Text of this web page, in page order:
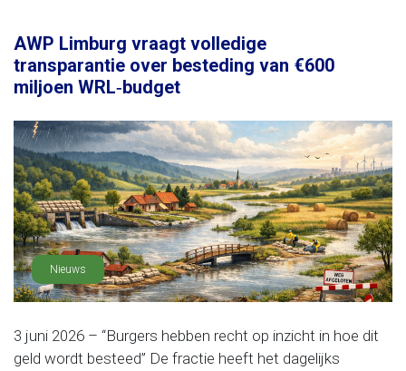
AWP Limburg vraagt volledige
transparantie over besteding van €600
miljoen WRL‑budget
Nieuws
3 juni 2026 – “Burgers hebben recht op inzicht in hoe dit
geld wordt besteed” De fractie heeft het dagelijks